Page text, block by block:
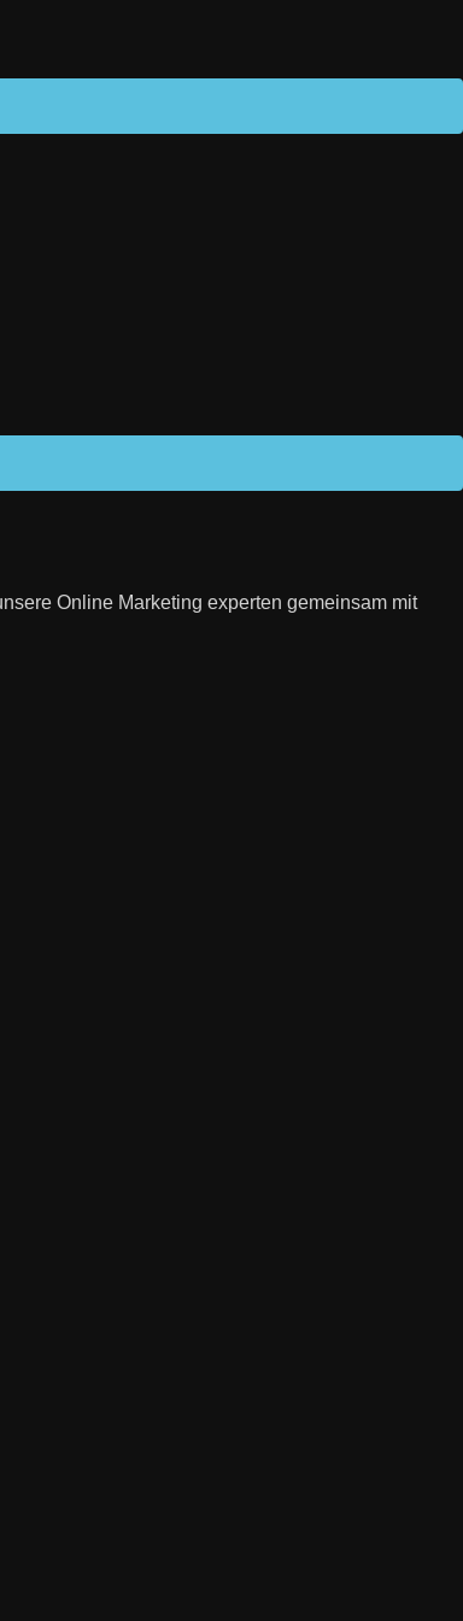
Online Marketing experten gemeinsam mit